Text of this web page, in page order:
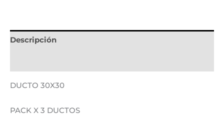
Descripción
DUCTO 30X30
PACK X 3 DUCTOS